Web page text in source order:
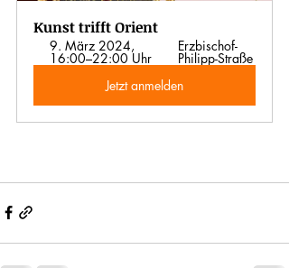
Kunst trifft Orient
9. März 2024,
16:00–22:00 Uhr
Erzbischof-
Philipp-Straße
Jetzt anmelden